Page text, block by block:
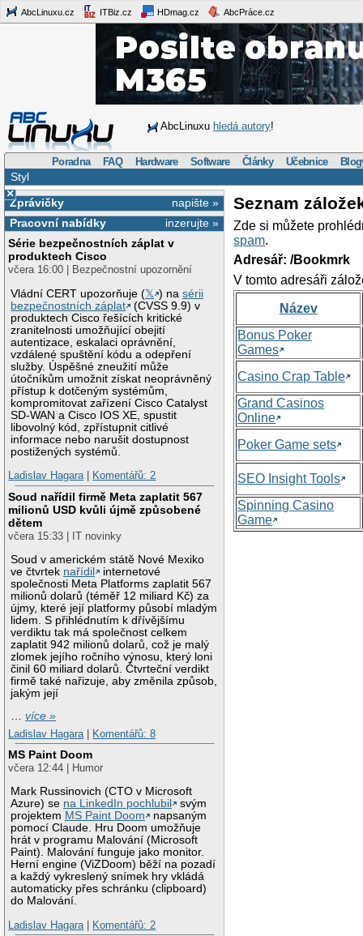
AbcLinuxu.cz ITBiz.cz HDmag.cz AbcPráce.cz
AbcLinuxu hledá autory!
Poradna FAQ Hardware Software Články Učebnice
Styl
×
napište »
Zprávičky
inzerujte »
Pracovní nabídky
Série bezpečnostních záplat v
produktech Cisco
včera 16:00 | Bezpečnostní upozornění
Vládní CERT upozorňuje (𝕏 ) nasérii
bezpečnostních záplat
(CVSS 9.9) v
produktech Cisco řešících kritické
zranitelnosti umožňující obejití
autentizace, eskalaci oprávnění,
vzdálené spuštění kódu a odepření
služby. Úspěšné zneužití může
útočníkům umožnit získat neoprávněný
přístup k dotčeným systémům,
kompromitovat zařízení Cisco Catalyst
SD-WAN a Cisco IOS XE, spustit
libovolný kód, zpřístupnit citlivé
informace nebo narušit dostupnost
postižených systémů.
Ladislav Hagara| Komentářů: 2
Soud nařídil firmě Meta zaplatit 567
milionů USD kvůli újmě způsobené
dětem
včera 15:33 | IT novinky
Soud v americkém státě Nové Mexiko
ve čtvrtek nařídil
internetové
společnosti Meta Platforms zaplatit 567
milionů dolarů (téměř 12 miliard Kč) za
újmy, které její platformy působí mladým
lidem. S přihlédnutím k dřívějšímu
verdiktu tak má společnost celkem
zaplatit 942 milionů dolarů, což je malý
zlomek jejího ročního výnosu, který loni
činil 60 miliard dolarů. Čtvrteční verdikt
firmě také nařizuje, aby změnila způsob,
jakým její
…více »
Ladislav Hagara
Komentářů: 8
MS Paint Doom
včera 12:44 | Humor
Mark Russinovich (CTO v Microsoft
Azure) se na LinkedIn pochlubil
svým
projektem MS Paint Doom
napsaným
pomocí Claude. Hru Doom umožňuje
hrát v programu Malování (Microsoft
Paint). Malování funguje jako monitor.
Herní engine (ViZDoom) běží na pozadí
a každý vykreslený snímek hry vkládá
automaticky přes schránku (clipboard)
do Malování.
Ladislav Hagara
Komentářů: 2
Seznam
Zde si můžete
spam.
Adresář: /Bookmrk
V tomto adresáři
Název
Bonus Poker
Games
Casino Crap Table
Grand Casinos
Online
Poker Game sets
SEO Insight Tools
Spinning Casino
Game